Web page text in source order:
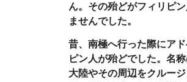
ん。その殆どがフィリピ
ませんでした。
昔、南極へ行った際にア
ピン人が殆どでした。名
大陸やその周辺をクルー